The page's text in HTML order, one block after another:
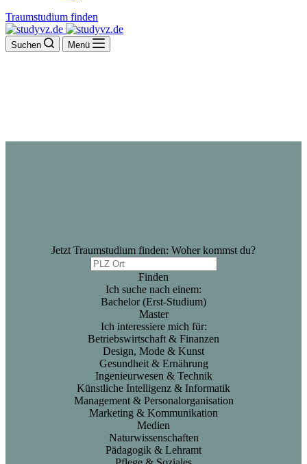
Traumstudium finden
Suchen Menü
Jetzt Traumstudium finden: Woher kommst du?
Finden
Ich suche nach einem:
Bachelor (Erst-Studium)
Master
Ich interessiere mich für:
Betriebswirtschaft & Finanzen
Design, Mode & Kunst
Gesundheit & Ernährung
Ingenieurwesen & Technik
Künstliche Intelligenz & Informatik
Management & Personalorganisation
Marketing & Kommunikation
Medien
Naturwissenschaften
Pädagogik & Lehramt